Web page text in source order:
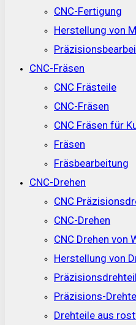
CNC-Fertigung
Herstellung von
CNC-Fräsen
CNC Frästeile
CNC-Fräsen
CNC Fräsen für
Fräsen
Fräsbearbeitung
CNC-Drehen
CNC
CNC-Drehen
CNC Drehen von
Herstellung von
Präzisions-
Drehteile aus